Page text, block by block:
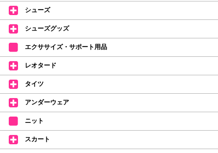
たけいみきさんが描く「夢かわいい」バレエイラストが、そのままタオルに
なりました。
デラロミラノ2026コレクションの販売を開始しました☆
↑ご購入頂いたお客様に、デラロミラノのロゴ入りボールペンをプレゼント
中。
(お一人様1本限りになります)
価格改定のお知らせ
2026年4月1日よりシューズ全般、衣類など商品を値上げしました。
何卒ご理解いただけますようお願い申し上げます
【シューズのフィッティングについて】
全店、ご予約不要です(18:30まで)。タイツ・ソックス・トウパッドを
持参してください。
シューズ
シューズグッズ
エクササイズ・サポート用品
レオタード
タイツ
アンダーウェア
ニット
スカート